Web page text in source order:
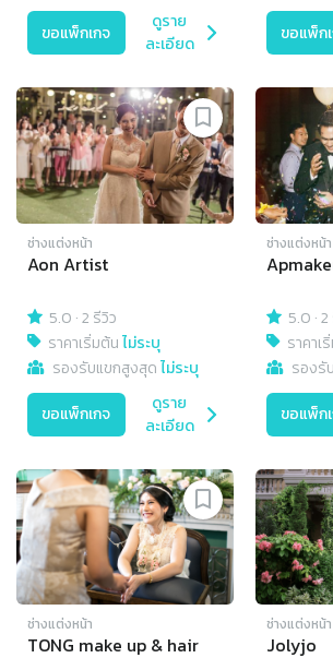
ขอแพ็กเกจ
ดูราย
ละเอียด
ขอแพ็ก
ช่างแต่งหน้า
Aon Artist
5.0 ·2 รีวิว
ราคาเริ่มต้นไม่ระบุ
รองรับแขกสูงสุดไม่ระบุ
ขอแพ็กเกจ
ดูราย
ละเอียด
ช่างแต่งหน้า
5.0 ·2
ราคาเ
รองรั
ขอแพ็ก
ช่างแต่งหน้า
TONG make up & hair
ช่างแต่งหน้า
Jolyjo